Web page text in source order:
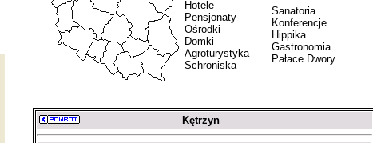
Hotele
Pensjonaty
Ośrodki
Domki
Agroturystyka
Schroniska
Sanatoria
Konferencje
Hippika
Gastronomia
Pałace Dwory
Kętrzyn